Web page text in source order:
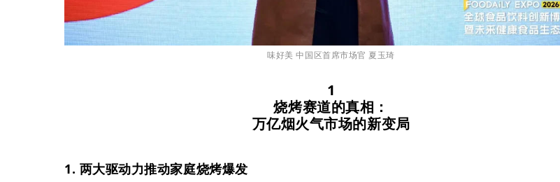
味好美 中国区首席市场官 夏玉琦
1
烧烤赛道的真相：
万亿烟火气市场的新变局
1. 两大驱动力推动家庭烧烤爆发